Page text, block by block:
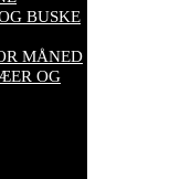
BUSKE
MÅNED
OG